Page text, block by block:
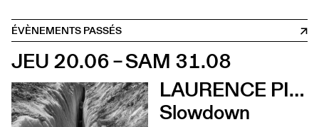
ÉVÈNEMENTS PASSÉS
JEU 20.06 – SAM 31.08
LAURENCE PIAGET-DUBUIS
Slowdown